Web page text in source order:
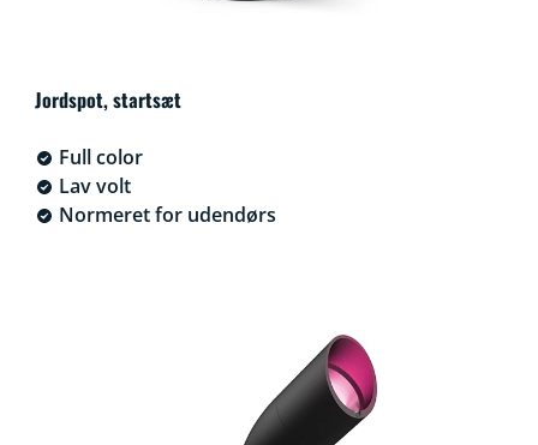
Jordspot, startsæt
Full color
Lav volt
Normeret for udendørs